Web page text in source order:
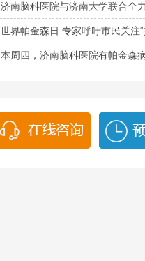
济南脑科医院与济南大学联合全力打
世界帕金森日 专家呼吁市民关注“
本周四，济南脑科医院有帕金森